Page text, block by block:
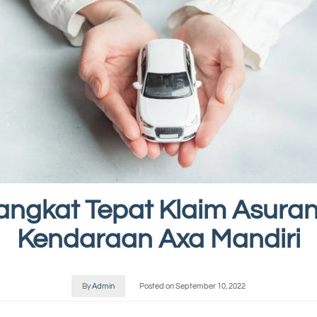
Tepat Klaim
Kendaraan Axa Mandiri
ByAdmin Posted onSeptember 10, 2022